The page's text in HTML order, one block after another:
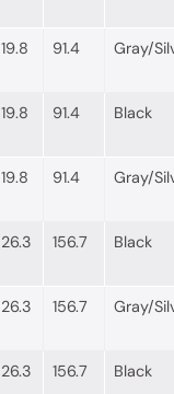
19.8 91.4 Gray/
19.8 91.4 Black
19.8 91.4 Gray/
26.3 156.7 Black
26.3 156.7 Gray/
26.3 156.7 Black